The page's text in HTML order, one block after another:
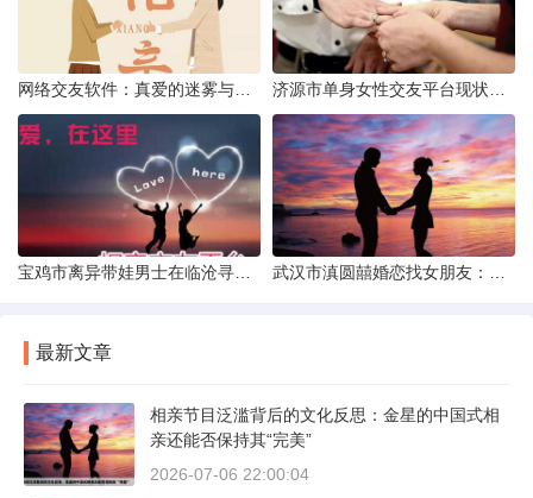
最新文章
相亲节目泛滥背后的文化反思：金星的中国式相
亲还能否保持其“完美”
2026-07-06 22:00:04